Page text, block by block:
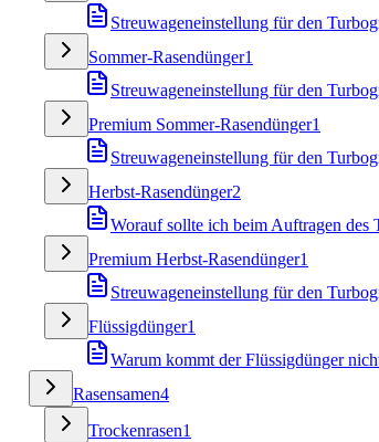
Streuwageneinstellung für den
Sommer-Rasendünger1
Streuwageneinstellung für den
Premium Sommer-Rasendünger1
Streuwageneinstellung für den
Herbst-Rasendünger2
Worauf sollte ich beim Auftragen des
Premium Herbst-Rasendünger1
Streuwageneinstellung für den
Flüssigdünger1
Warum kommt der Flüssigdünger
Rasensamen4
Trockenrasen1